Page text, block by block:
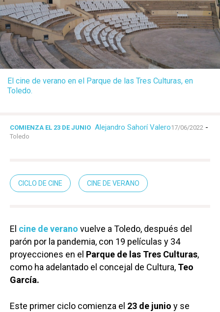
El cine de verano en el Parque de las Tres Culturas, en
Toledo.
COMIENZA EL 23 DE JUNIO Alejandro Sahorí Valero17/06/2022 -
Toledo
CICLO DE CINE CINE DE VERANO
El cine de verano vuelve a Toledo, después del
parón por la pandemia, con 19 películas y 34
proyecciones en el Parque de las Tres Culturas,
como ha adelantado el concejal de Cultura, Teo
García.
Este primer ciclo comienza el 23 de junio y se